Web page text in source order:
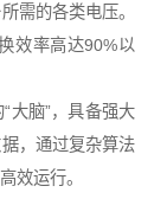
需的各类电压。
效率高达90%以
大脑”，具备强大
，通过复杂算法
效运行。